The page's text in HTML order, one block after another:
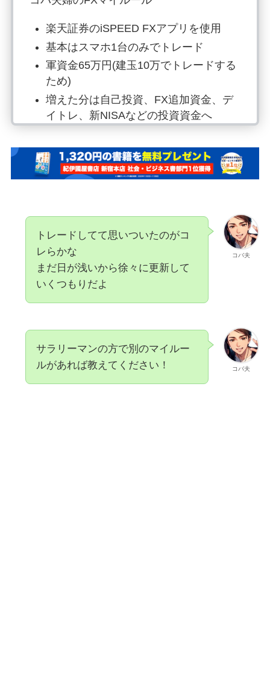
楽天証券のiSPEED FXアプリを使用
基本はスマホ1台のみでトレード
軍資金65万円(建玉10万でトレードする
ため)
増えた分は自己投資、FX追加資金、デ
イトレ、新NISAなどの投資資金へ
損切りは強制ロスカットまで放置(ポジ
ポジ病治したい)
趣味なため時間を使いすぎない
隙間時間でスキャルピングをするため
決まった時間はない
アメリカ人が活発に動く17:00〜24:00
が狙い目
チャートや経済ニュースをチェックし
一括投資せずに徐々にロットを増やし
ていく
コバ夫
トレードしてて思いついたのがコ
レらかな
まだ日が浅いから徐々に更新して
いくつもりだよ
コバ夫
サラリーマンの方で別のマイルー
ルがあれば教えてください！